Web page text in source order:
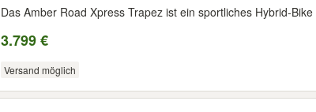
Das Amber Road Xpress Trapez ist ein sportliches Hybrid-
3.799 €
Versand möglich